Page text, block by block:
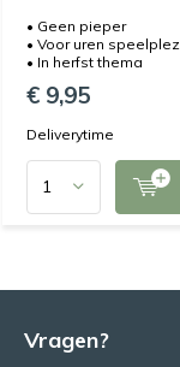
• Geen pieper
• Voor uren
• In herfst thema
€ 9,95
Deliverytime
Vragen?